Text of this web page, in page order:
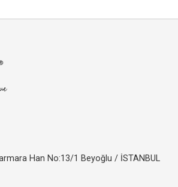
Han No:13/1 Beyoğlu / İSTANBUL